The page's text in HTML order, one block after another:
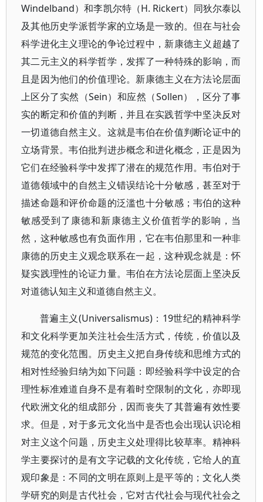
Windelband）和李凯尔特（H. Rickert）同狄尔泰以
及其他历史学派哲学家的立场是一致的。但在与社会
科学进化主义理论的争论过程中，新康德主义超越了
其二元主义的科学哲学，发挥了一种特殊的影响，而
且是因为他们的价值理论。新康德主义在方法论层面
上区分了实然（Sein）和应然（Sollen），区分了事
实的断定和价值的判断，并且在实践哲学中坚决反对
一切道德自然主义。这就是韦伯在价值判断论证中的
立场背景。韦伯批判进步概念和进化概念，正是因为
它们在经验科学中发挥了潜在的规范作用。韦伯对于
道德领域中的自然主义错误结论十分敏感，甚至对于
描述命题和评价命题的泛滥也十分敏感；韦伯的这种
敏感受到了康德和新康德主义价值哲学的影响，当
然，这种敏感也有负面作用，它在韦伯那里和一种非
康德的历史主义观念联系在一起，这种观念就是：怀
疑实践理性的论证力量。韦伯在方法论层面上坚决反
对道德认知主义和道德自然主义。
普遍主义(Universalismus)：19世纪的精神科学
和文化科学更加关注社会生活方式，传统，价值以及
规范的变化范围。历史主义把自身传统和思维方式的
相对性经验归纳为如下问题：即经验科学中设定的合
理性标准难道自身不是有着时空限制的文化，亦即现
代欧洲文化的组成部分，因而丧失了其普遍有效性要
求。但是，对于多元文化当中是否也会出现认识论相
对主义这个问题，历史主义处理得比较草率。精神科
学主要探讨的是有文字记载的文化传统，它给人的直
观印象是：不同的文明在原则上是平等的；文化人类
学研究的则是古代社会，它对古代社会与现代社会之